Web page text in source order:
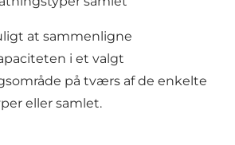
at sammenligne
i et valgt
på tværs af de enkelte
eller samlet.